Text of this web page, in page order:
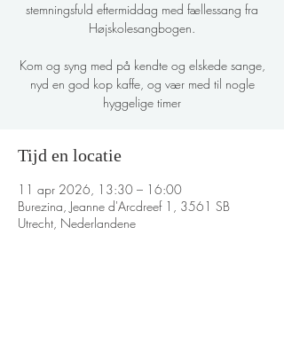
stemningsfuld eftermiddag med fællessang fra
Højskolesangbogen.
Kom og syng med på kendte og elskede sange,
nyd en god kop kaffe, og vær med til nogle
hyggelige timer
Tijd en locatie
11 apr 2026, 13:30 – 16:00
Burezina, Jeanne d'Arcdreef 1, 3561 SB
Utrecht, Nederlandene